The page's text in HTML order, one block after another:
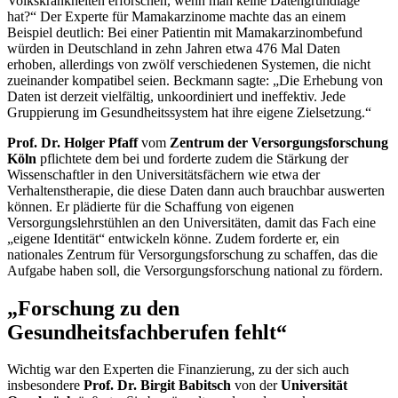
hat?“ Der Experte für Mamakarzinome machte das an einem
Beispiel deutlich: Bei einer Patientin mit Mamakarzinombefund
würden in Deutschland in zehn Jahren etwa 476 Mal Daten
erhoben, allerdings von zwölf verschiedenen Systemen, die nicht
zueinander kompatibel seien. Beckmann sagte: „Die Erhebung von
Daten ist derzeit vielfältig, unkoordiniert und ineffektiv. Jede
Gruppierung im Gesundheitssystem hat ihre eigene Zielsetzung.“
Prof. Dr. Holger Pfaffvom Zentrum der Versorgungsforschung
Köln pflichtete dem bei und forderte zudem die Stärkung der
Wissenschaftler in den Universitätsfächern wie etwa der
Verhaltenstherapie, die diese Daten dann auch brauchbar auswerten
können. Er plädierte für die Schaffung von eigenen
Versorgungslehrstühlen an den Universitäten, damit das Fach eine
„eigene Identität“ entwickeln könne. Zudem forderte er, ein
nationales Zentrum für Versorgungsforschung zu schaffen, das die
Aufgabe haben soll, die Versorgungsforschung national zu fördern.
„Forschung zu den
Gesundheitsfachberufen fehlt“
Wichtig war den Experten die Finanzierung, zu der sich auch
insbesondere Prof. Dr. Birgit Babitsch von derUniversität